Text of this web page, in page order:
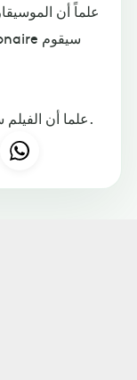
علماً أن
علما أن الفيلم سيعرض في الـ 15 من أبريل/نيسان 2018.